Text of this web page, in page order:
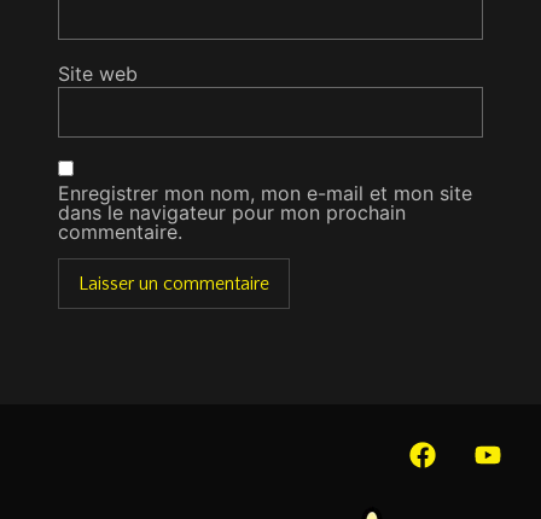
Site web
Enregistrer mon nom, mon e-mail et mon site
dans le navigateur pour mon prochain
commentaire.